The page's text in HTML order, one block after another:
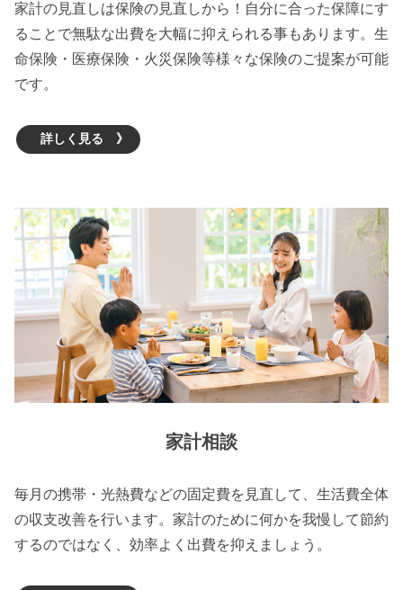
家計の見直しは保険の見直しから！自分に合った保障にす
ることで無駄な出費を大幅に抑えられる事もあります。生
命保険・医療保険・火災保険等様々な保険のご提案が可能
です。
詳しく見る 》
家計相談
毎月の携帯・光熱費などの固定費を見直して、生活費全体
の収支改善を行います。家計のために何かを我慢して節約
するのではなく、効率よく出費を抑えましょう。